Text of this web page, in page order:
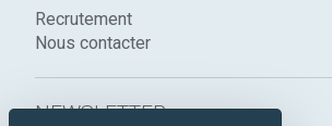
Recrutement
Nous contacter
NEWSLETTER :